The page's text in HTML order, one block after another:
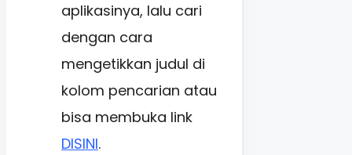
aplikasinya, lalu cari
dengan cara
mengetikkan judul di
kolom pencarian atau
bisa membuka link
DISINI.